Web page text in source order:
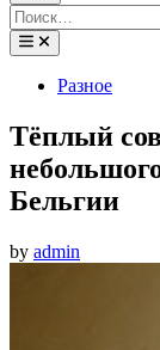
Найти:
PostedРазное
Тёплый
Бельгии
by admin